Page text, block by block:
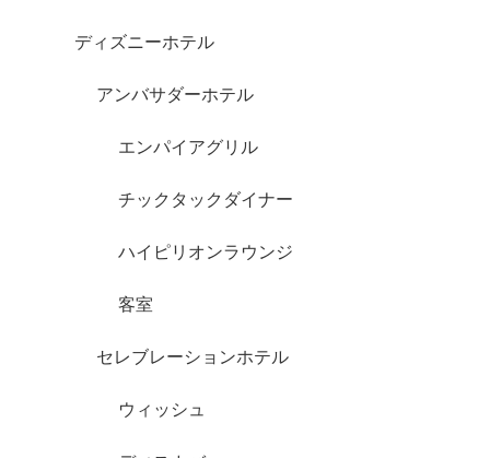
ディズニーホテル
アンバサダーホテル
エンパイアグリル
チックタックダイナー
ハイピリオンラウンジ
客室
セレブレーションホテル
ウィッシュ